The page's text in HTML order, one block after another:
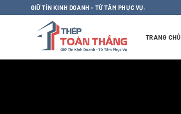
qua
GIỮ TÍN KINH DOANH - TỪ TÂM PHỤC VỤ.
TRANG CHỦ